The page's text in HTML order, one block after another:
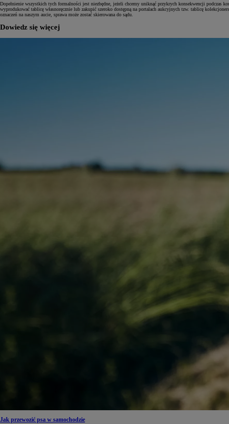
Dopełnienie wszystkich tych formalności jest niezbędne, jeżeli chcemy uniknąć przykrych konsekwencji podczas
wyprodukować tablicę własnoręcznie lub zakupić szeroko dostępną na portalach aukcyjnych tzw. tablicę
oznaczeń na naszym aucie, sprawa może zostać skierowana do sądu.
Dowiedz się więcej
Jak przewozić psa w samochodzie